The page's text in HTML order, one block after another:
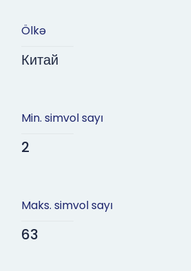
Ölkə
Китай
Min. simvol sayı
2
Maks. simvol sayı
63